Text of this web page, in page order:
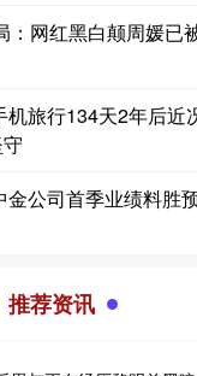
：网红黑白颠周媛已
旅行134天2年后近
公司首季业绩料胜
推荐资讯